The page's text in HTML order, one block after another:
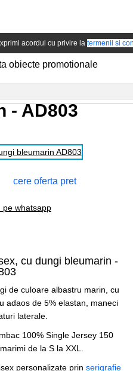
acordul cu privire la termenii si
obiecte promotionale
cu dungi
-AD803
cere oferta pret
cu dungi bleumarin -
de culoare albastru marin, cu
adaos de 5% elastan, maneci
laterale.
100% Single Jersey 150
de la S la XXL.
personalizate prin serigrafie